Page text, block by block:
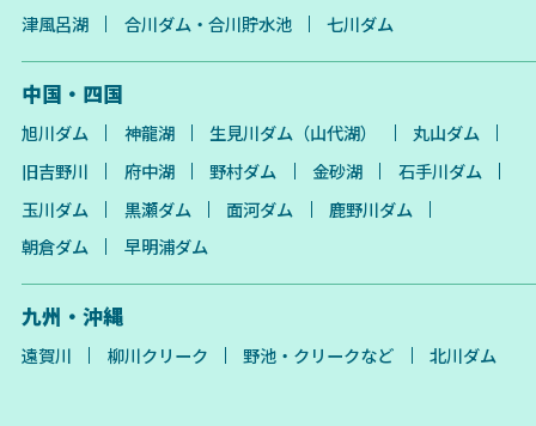
津風呂湖
合川ダム・合川貯水池 七川ダム
中国・四国
旭川ダム 神龍湖 生見川ダム（山代湖）
丸山ダム
旧吉野川
府中湖 野村ダム 金砂湖
石手川ダム
玉川ダム
黒瀬ダム 面河ダム
鹿野川ダム
朝倉ダム
早明浦ダム
九州・沖縄
遠賀川 柳川クリーク 野池・クリークなど 北川ダム